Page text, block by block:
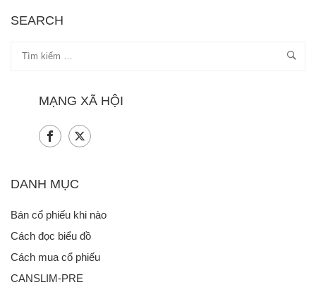
SEARCH
MẠNG XÃ HỘI
DANH MỤC
Bán cổ phiếu khi nào
Cách đọc biểu đồ
Cách mua cổ phiếu
CANSLIM-PRE